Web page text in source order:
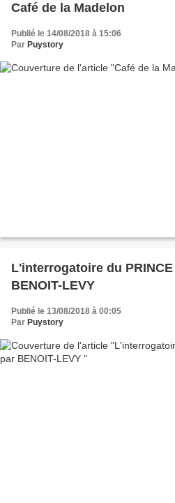
Café de la Madelon
Publié le 14/08/2018 à 15:06
Par Puystory
L'interrogatoire du
BENOIT-LEVY
Publié le 13/08/2018 à 00:05
Par Puystory